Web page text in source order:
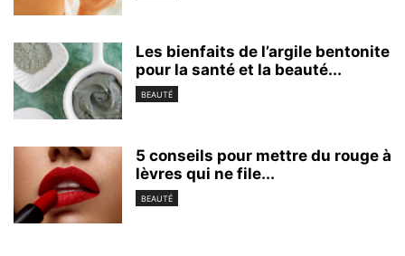
Les bienfaits de l’argile bentonite
pour la santé et la beauté...
BEAUTÉ
5 conseils pour mettre du rouge à
lèvres qui ne file...
BEAUTÉ